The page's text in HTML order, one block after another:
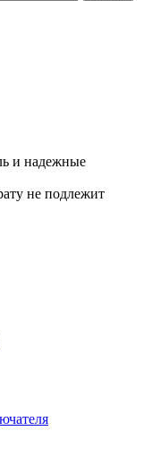
и надежные
не подлежит